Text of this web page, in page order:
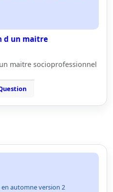
d un maitre
maitre socioprofessionnel
automne version 2